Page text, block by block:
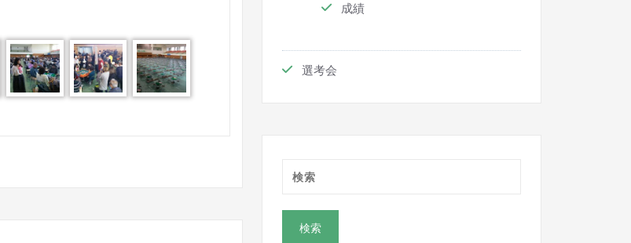
成績
選考会